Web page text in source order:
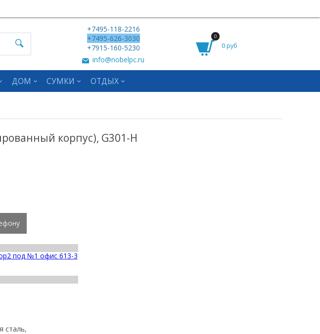
+7495-118-2216
+7495-626-3030
+7915-160-5230
info@nobelpc.ru
0
0 руб
ДОМ СУМКИ ОТДЫХ
корпус), G301-H
под №1 офис 613-3
сталь,